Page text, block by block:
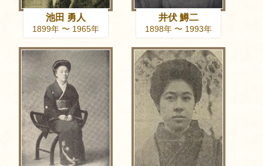
池田 勇人
1899年 〜 1965年
井伏 鱒二
1898年 〜 1993年